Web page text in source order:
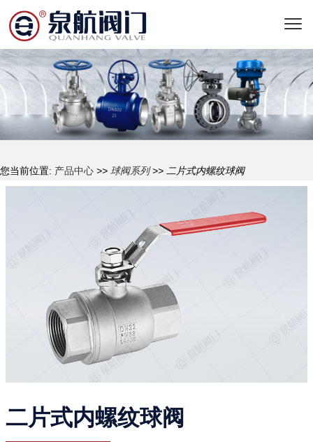
您当前位置: 产品中心 >> 球阀系列>> 二片式内螺纹球阀
二片式内螺纹球阀